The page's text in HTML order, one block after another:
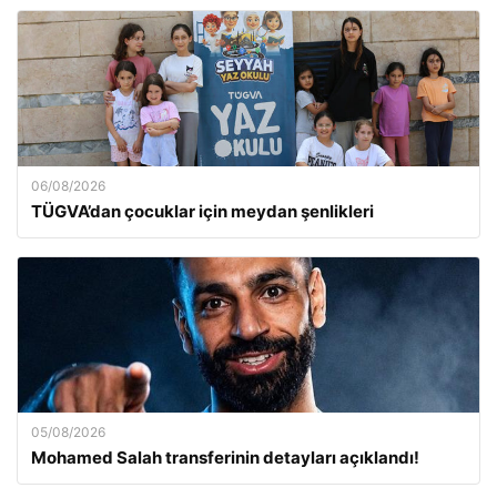
06/08/2026
TÜGVA’dan çocuklar için meydan şenlikleri
05/08/2026
Mohamed Salah transferinin detayları açıklandı!